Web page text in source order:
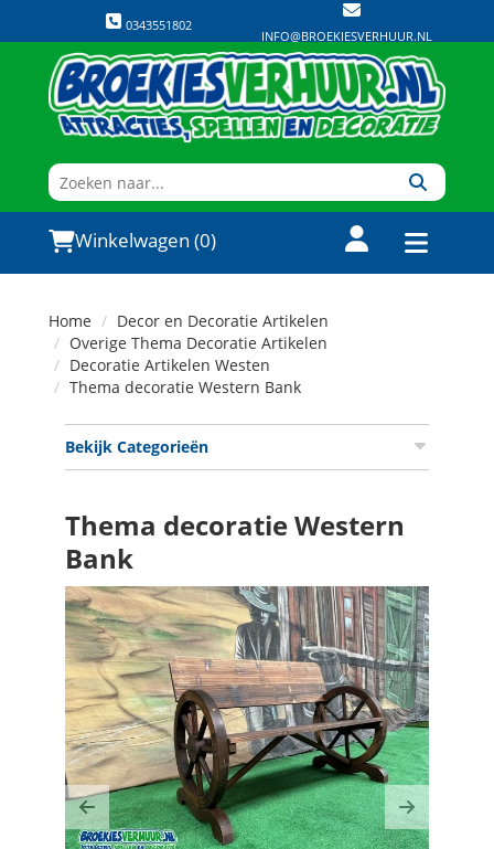
0343551802
INFO@BROEKIESVERHUUR.NL
Winkelwagen (0)
Home
Decor en Decoratie Artikelen
Overige Thema Decoratie Artikelen
Decoratie Artikelen Westen
Thema decoratie Western Bank
Bekijk Categorieën
Thema decoratie Western
Bank
Previous Next